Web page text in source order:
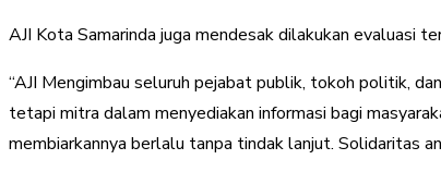
AJI Kota Samarinda juga mendesak dilakukan evaluasi
“AJI Mengimbau seluruh pejabat publik, tokoh politik,
tetapi mitra dalam menyediakan informasi bagi
membiarkannya berlalu tanpa tindak lanjut. Solidaritas